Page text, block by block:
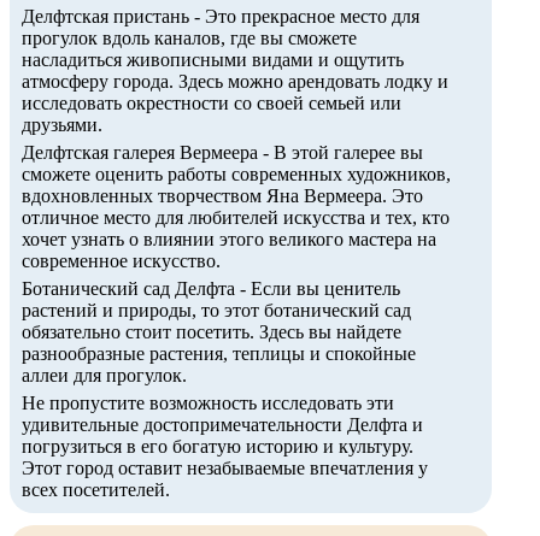
Делфтская пристань - Это прекрасное место для
прогулок вдоль каналов, где вы сможете
насладиться живописными видами и ощутить
атмосферу города. Здесь можно арендовать лодку и
исследовать окрестности со своей семьей или
друзьями.
Делфтская галерея Вермеера - В этой галерее вы
сможете оценить работы современных художников,
вдохновленных творчеством Яна Вермеера. Это
отличное место для любителей искусства и тех, кто
хочет узнать о влиянии этого великого мастера на
современное искусство.
Ботанический сад Делфта - Если вы ценитель
растений и природы, то этот ботанический сад
обязательно стоит посетить. Здесь вы найдете
разнообразные растения, теплицы и спокойные
аллеи для прогулок.
Не пропустите возможность исследовать эти
удивительные достопримечательности Делфта и
погрузиться в его богатую историю и культуру.
Этот город оставит незабываемые впечатления у
всех посетителей.